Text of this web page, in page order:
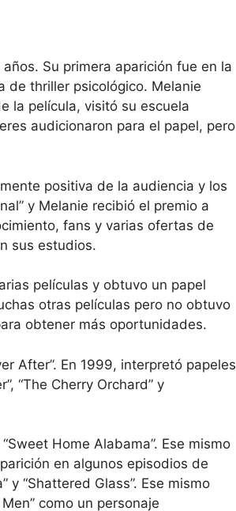
Su primera aparición fue en la
de thriller psicológico. Melanie
la película, visitó su escuela
audicionaron para el papel, pero
positiva de la audiencia y los
y Melanie recibió el premio a
fans y varias ofertas de
sus estudios.
películas y obtuvo un papel
otras películas pero no obtuvo
obtener más oportunidades.
After”. En 1999, interpretó papeles
“The Cherry Orchard” y
Home Alabama”. Ese mismo
en algunos episodios de
y “Shattered Glass”. Ese mismo
como un personaje